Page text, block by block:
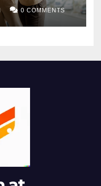
0 COMMENTS